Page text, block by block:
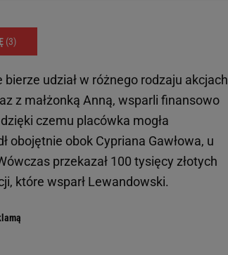
(3)
bierze udział w różnego rodzaju akcjach
z małżonką Anną, wsparli finansowo
czemu placówka mogła
obojętnie obok Cypriana Gawłowa, u
przekazał 100 tysięcy złotych
które wsparł Lewandowski.